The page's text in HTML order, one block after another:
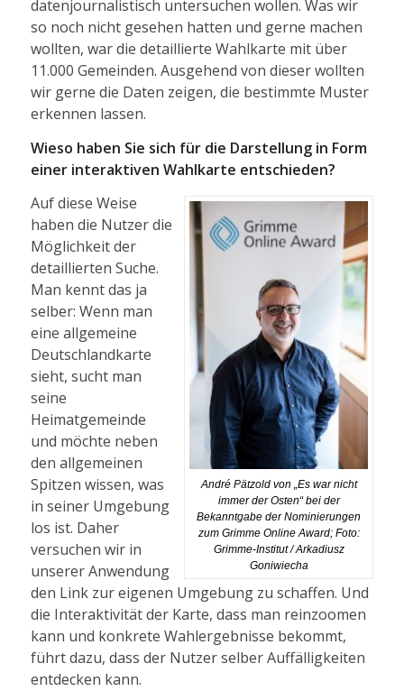
datenjournalistisch untersuchen wollen. Was wir
so noch nicht gesehen hatten und gerne machen
wollten, war die detaillierte Wahlkarte mit über
11.000 Gemeinden. Ausgehend von dieser wollten
wir gerne die Daten zeigen, die bestimmte Muster
erkennen lassen.
Wieso haben Sie sich für die Darstellung in Form
einer interaktiven Wahlkarte entschieden?
André Pätzold von „Es war nicht
immer der Osten“ bei der
Bekanntgabe der Nominierungen
zum Grimme Online Award; Foto:
Grimme-Institut / Arkadiusz
Goniwiecha
Auf diese Weise
haben die Nutzer die
Möglichkeit der
detaillierten Suche.
Man kennt das ja
selber: Wenn man
eine allgemeine
Deutschlandkarte
sieht, sucht man
seine
Heimatgemeinde
und möchte neben
den allgemeinen
Spitzen wissen, was
in seiner Umgebung
los ist. Daher
versuchen wir in
unserer Anwendung
den Link zur eigenen Umgebung zu schaffen. Und
die Interaktivität der Karte, dass man reinzoomen
kann und konkrete Wahlergebnisse bekommt,
führt dazu, dass der Nutzer selber Auffälligkeiten
entdecken kann.